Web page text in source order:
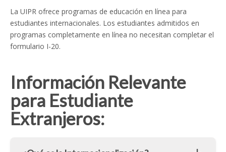
La UIPR ofrece programas de educación en línea para
estudiantes internacionales. Los estudiantes admitidos en
programas completamente en línea no necesitan completar el
formulario I-20.
Información Relevante
para Estudiante
Extranjeros: